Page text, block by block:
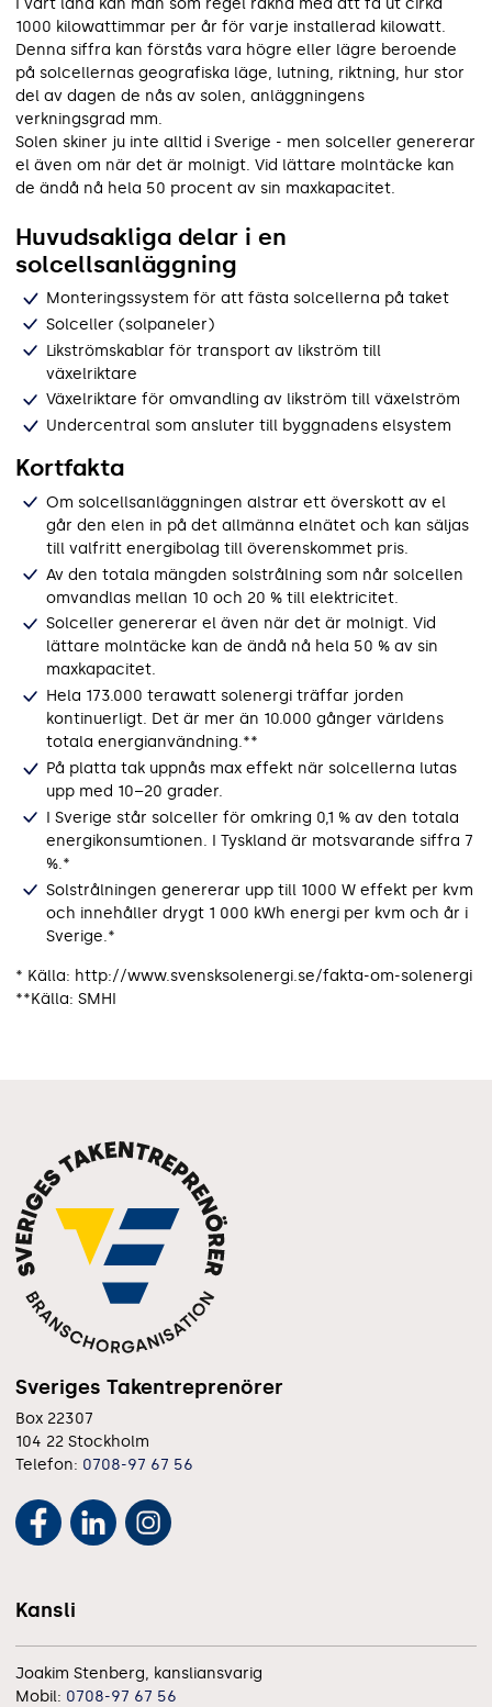
1000 kilowattimmar per år för varje installerad kilowatt.
Denna siffra kan förstås vara högre eller lägre beroende
på solcellernas geografiska läge, lutning, riktning, hur stor
del av dagen de nås av solen, anläggningens
verkningsgrad mm.
Solen skiner ju inte alltid i Sverige - men solceller genererar
el även om när det är molnigt. Vid lättare molntäcke kan
de ändå nå hela 50 procent av sin maxkapacitet.
Huvudsakliga delar i en
solcellsanläggning
Monteringssystem för att fästa solcellerna på taket
Solceller (solpaneler)
Likströmskablar för transport av likström till
växelriktare
Växelriktare för omvandling av likström till växelström
Undercentral som ansluter till byggnadens elsystem
Kortfakta
Om solcellsanläggningen alstrar ett överskott av el
går den elen in på det allmänna elnätet och kan säljas
till valfritt energibolag till överenskommet pris.
Av den totala mängden sol­strålning som når solcellen
omvandlas mellan 10 och 20 % till elektricitet.
Solceller genererar el även när det är molnigt. Vid
lättare molntäcke kan de ändå nå hela 50 % av sin
maxkapacitet.
Hela 173.000 terawatt solenergi träffar jorden
kontinuerligt. Det är mer än 10.000 gånger världens
totala energianvändning.**
På platta tak uppnås max effekt när solcellerna lutas
upp med 10–20 grader.
I Sverige står solceller för ­omkring 0,1 % av den totala
energikonsumtionen. I Tyskland är motsvarande siffra 7
%.*
Solstrålningen genererar upp till 1000 W effekt per kvm
och innehåller drygt 1 000 kWh energi per kvm och år i
Sverige.*
* Källa: http://www.svensksolenergi.se/fakta-om-solenergi
**Källa: SMHI
Sveriges Takentreprenörer
Box 22307
104 22 Stockholm
Telefon: 0708-97 67 56
Kansli
Joakim Stenberg, kansliansvarig
Mobil: 0708-97 67 56